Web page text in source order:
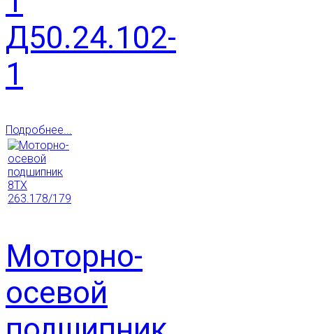
Д50.24.102-
1
Подробнее...
Моторно-
осевой